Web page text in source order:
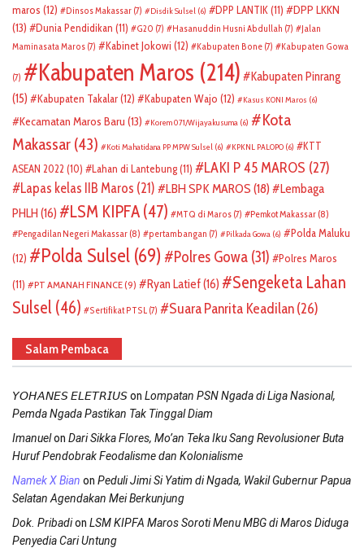
maros (12) Dinsos Makassar (7) Disdik Sulsel (6) DPP LANTIK(11)
DPP LKKN
(13)
Dunia Pendidikan (11) G20 (7) Hasanuddin Husni Abdullah (7)
Jalan
Maminasata Maros (7) Kabinet Jokowi (12) Kabupaten Bone (7) Kabupaten Gowa
(7) Kabupaten Maros (214)
Kabupaten Pinrang
(15)
Kabupaten Takalar(12) Kabupaten Wajo (12) Kasus KONI Maros (6)
Kecamatan Maros Baru (13) Korem 071/Wijayakusuma (6)
Kota
Makassar (43) Koti Mahatidana PP MPW Sulsel (6) KPKNL PALOPO (6)
KTT
ASEAN 2022 (10) Lahan di Lantebung(11) LAKI P 45 MAROS (27)
Lapas kelas IIB Maros (21) LBH SPK MAROS (18)
Lembaga
PHLH (16) LSM KIPFA (47) MTQ di Maros (7) Pemkot Makassar (8)
Pengadilan Negeri Makassar (8) pertambangan (7) Pilkada Gowa (6)
Polda Maluku
(12)
Polda Sulsel (69) Polres Gowa (31)
Polres Maros
(11)
PT AMANAH FINANCE(9) Ryan Latief(16)
Sengeketa Lahan
Sulsel (46) Sertifikat PTSL (7) Suara Panrita Keadilan(26)
Salam Pembaca
𝘠𝘖𝘏𝘈𝘕𝘌𝘚 𝘌𝘓𝘌𝘛𝘙𝘐𝘜𝘚on Lompatan PSN Ngada di Liga Nasional,
Pemda Ngada Pastikan Tak Tinggal Diam
Imanuelon Dari Sikka Flores, Mo’an Teka Iku Sang Revolusioner Buta
Huruf Pendobrak Feodalisme dan Kolonialisme
Namek X Bian on Peduli Jimi Si Yatim di Ngada, Wakil Gubernur Papua
Selatan Agendakan Mei Berkunjung
Dok. Pribadion LSM KIPFA Maros Soroti Menu MBG di Maros Diduga
Penyedia Cari Untung